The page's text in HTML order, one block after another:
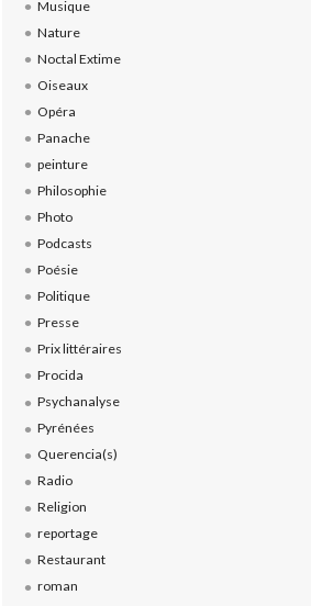
Musique
Nature
Noctal Extime
Oiseaux
Opéra
Panache
peinture
Philosophie
Photo
Podcasts
Poésie
Politique
Presse
Prix littéraires
Procida
Psychanalyse
Pyrénées
Querencia(s)
Radio
Religion
reportage
Restaurant
roman